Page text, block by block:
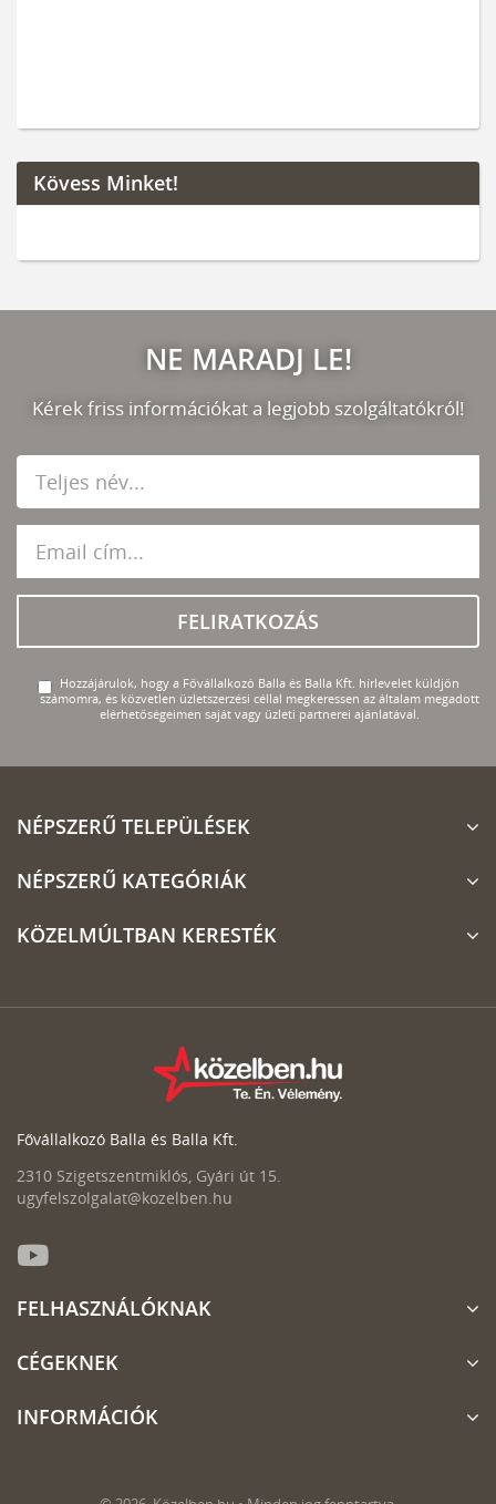
Kövess Minket!
NE MARADJ LE!
Kérek friss információkat a legjobb szolgáltatókról!
FELIRATKOZÁS
Hozzájárulok, hogy a Fővállalkozó Balla és Balla Kft. hírlevelet küldjön
számomra, és közvetlen üzletszerzési céllal megkeressen az általam megadott
elérhetőségeimen saját vagy üzleti partnerei ajánlatával.
NÉPSZERŰ TELEPÜLÉSEK
NÉPSZERŰ KATEGÓRIÁK
KÖZELMÚLTBAN KERESTÉK
Fővállalkozó Balla és Balla Kft.
2310 Szigetszentmiklós, Gyári út 15.
ugyfelszolgalat@kozelben.hu
FELHASZNÁLÓKNAK
CÉGEKNEK
INFORMÁCIÓK